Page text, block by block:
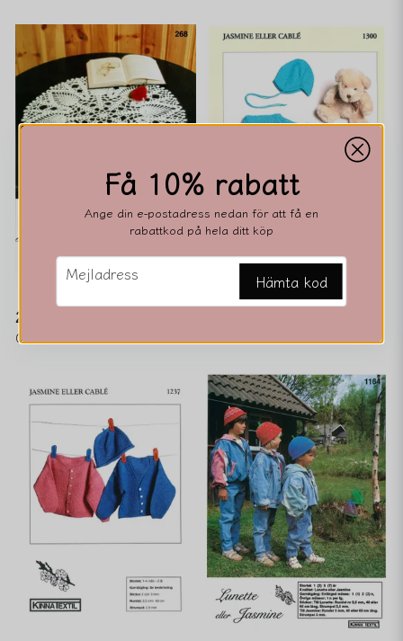
268
0 kr
1300
Få 10% rabatt
Ange din e-postadress nedan för att få en
rabattkod på hela ditt köp
email
Mejladress Hämta kod